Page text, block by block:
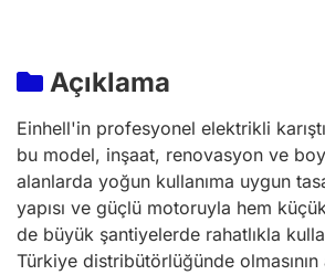
Açıklama
Einhell'in profesyonel elektrikli
bu model, inşaat, renovasyon ve
alanlarda yoğun kullanıma uygun
yapısı ve güçlü motoruyla hem
de büyük şantiyelerde rahatlıkla
Türkiye distribütörlüğünde olmasının